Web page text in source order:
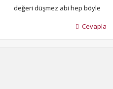
değeri düşmez abi hep böyle
Cevapla